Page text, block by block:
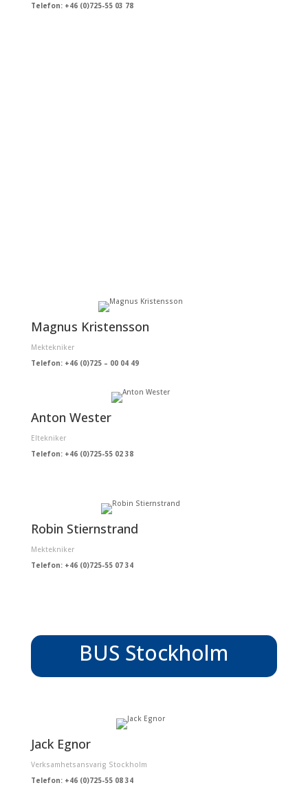
Telefon: +46 (0)725-55 03 78
Magnus Kristensson
Mektekniker
Telefon: +46 (0)725 – 00 04 49
Anton Wester
Eltekniker
Telefon: +46 (0)725-55 02 38
Robin Stiernstrand
Mektekniker
Telefon: +46 (0)725-55 07 34
BUS Stockholm
Jack Egnor
Verksamhetsansvarig Stockholm
Telefon: +46 (0)725-55 08 34